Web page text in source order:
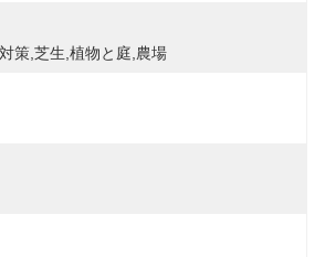
策,芝生,植物と庭,農場